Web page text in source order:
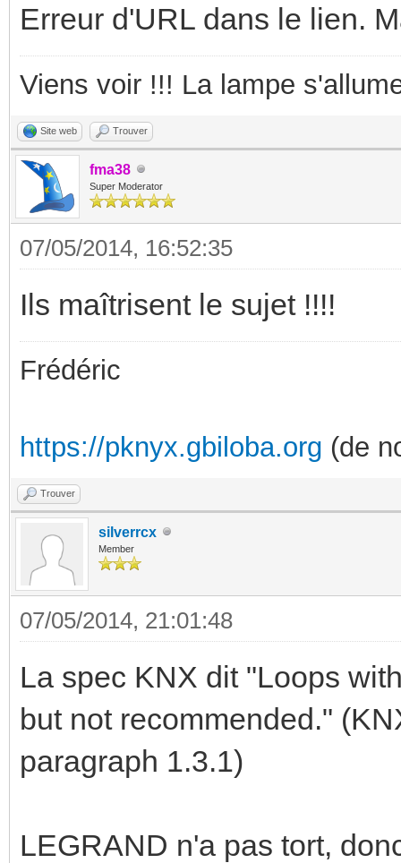
Erreur d'URL dans le lien.
Viens voir !!! La lampe
Site web Trouver
fma38
Super Moderator
07/05/2014, 16:52:35
Ils maîtrisent le sujet !!!!
Frédéric
https://pknyx.gbiloba.org (de
Trouver
silverrcx
Member
07/05/2014, 21:01:48
La spec KNX dit "Loops
but not recommended."
paragraph 1.3.1)
LEGRAND n'a pas tort,